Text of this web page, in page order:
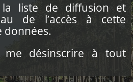
la liste de diffusion et
de l’accès à cette
données.
désinscrire à tout